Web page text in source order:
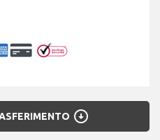
arrow_circle_down